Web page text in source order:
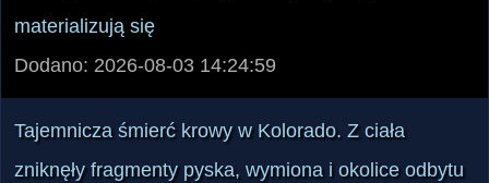
materializują się
Dodano: 2026-08-03 14:24:59
Tajemnicza śmierć krowy w Kolorado. Z ciała
zniknęły fragmenty pyska, wymiona i okolice odbytu